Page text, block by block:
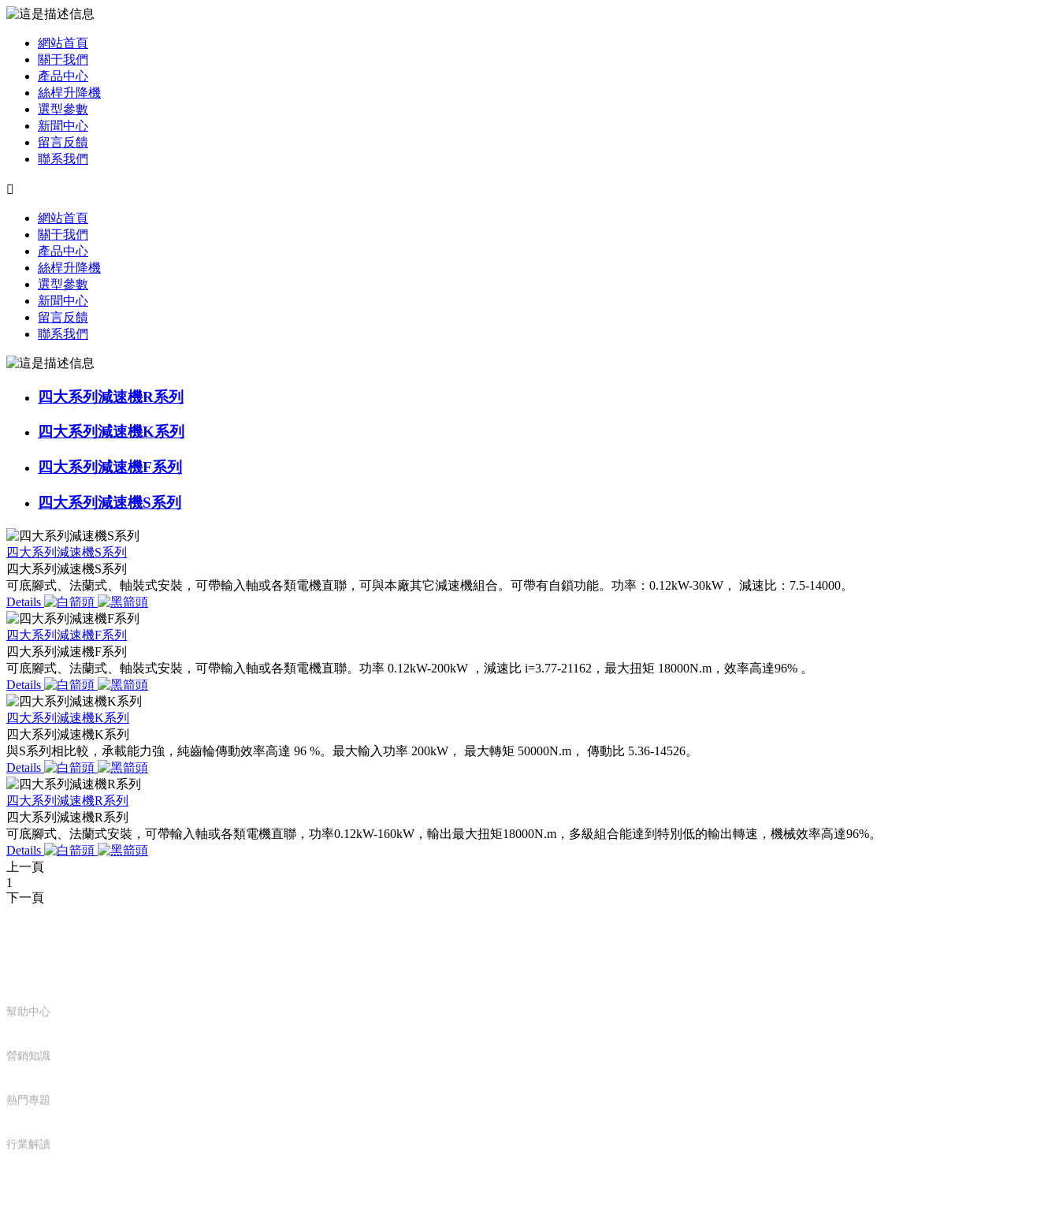
網站首頁
關于我們
產品中心
絲桿升降機
選型參數
新聞中心
留言反饋
聯系我們

網站首頁
關于我們
產品中心
絲桿升降機
選型參數
新聞中心
留言反饋
聯系我們
四大系列減速機R系列
四大系列減速機K系列
四大系列減速機F系列
四大系列減速機S系列
四大系列減速機S系列
四大系列減速機S系列
可底腳式、法蘭式、軸裝式安裝，可帶輸入軸或各類電機直聯，可與本廠其它減速機組合。可帶有自鎖功能。功率：0.12kW-30kW， 減速比：7.5-14000。
Details
四大系列減速機F系列
四大系列減速機F系列
可底腳式、法蘭式、軸裝式安裝，可帶輸入軸或各類電機直聯。功率 0.12kW-200kW ，減速比 i=3.77-21162，最大扭矩 18000N.m，效率高達96% 。
Details
四大系列減速機K系列
四大系列減速機K系列
與S系列相比較，承載能力強，純齒輪傳動效率高達 96 %。最大輸入功率 200kW， 最大轉矩 50000N.m， 傳動比 5.36-14526。
Details
四大系列減速機R系列
四大系列減速機R系列
可底腳式、法蘭式安裝，可帶輸入軸或各類電機直聯，功率0.12kW-160kW，輸出最大扭矩18000N.m，多級組合能達到特別低的輸出轉速，機械效率高達96%。
Details
上一頁
1
下一頁
幫助中心
營銷知識
熱門專題
行業解讀